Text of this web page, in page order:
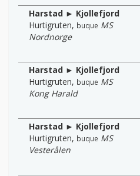
Harstad ► Kjollefjord
Hurtigruten, buque MS
Nordnorge
Harstad ► Kjollefjord
Hurtigruten, buque MS
Kong Harald
Harstad ► Kjollefjord
Hurtigruten, buque MS
Vesterålen